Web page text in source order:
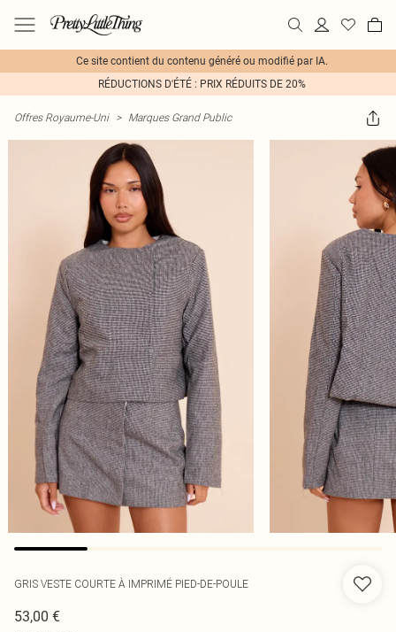
Ce site contient du contenu généré ou modifié par IA.
RÉDUCTIONS D'ÉTÉ : PRIX RÉDUITS DE 20%
Offres Royaume-Uni > Marques Grand Public
GRIS VESTE COURTE À IMPRIMÉ PIED-DE-POULE
53,00 €